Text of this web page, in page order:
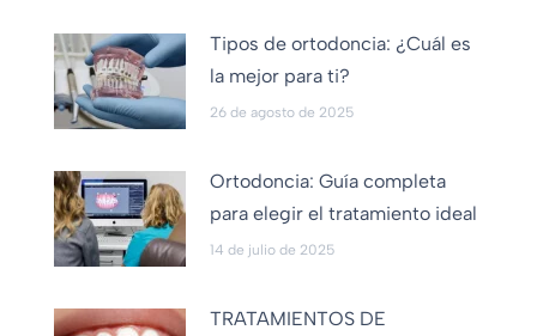
Tipos de ortodoncia: ¿Cuál es
la mejor para ti?
26 de agosto de 2025
Ortodoncia: Guía completa
para elegir el tratamiento ideal
14 de julio de 2025
TRATAMIENTOS DE